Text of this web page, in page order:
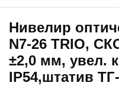
Нивелир
N7-26 TRIO,
±2,0 мм, увел.
IP54,штатив